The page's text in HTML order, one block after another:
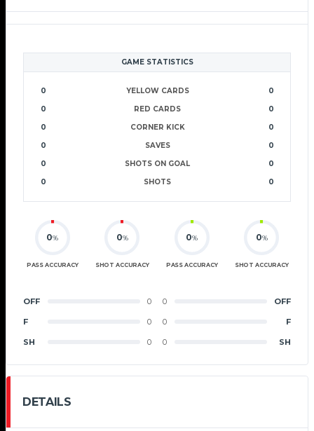
GAME STATISTICS
0 YELLOW CARDS
0
0
RED CARDS
0
0
CORNER KICK
0
0
SAVES
0
0
SHOTS ON GOAL
0
0
SHOTS 0
0%
PASS ACCURACY
0%
SHOT ACCURACY
OFF 0
F 0
SH 0
0%
PASS ACCURACY
0%
SHOT ACCURACY
0 OFF
0 F
0 SH
DETAILS